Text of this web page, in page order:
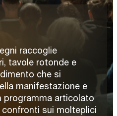
raccoglie
tavole rotonde e
che si
manifestazione e
programma articolato
sui molteplici